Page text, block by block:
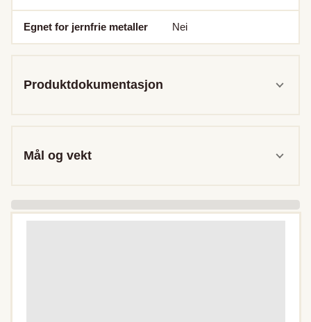
Egnet for jernfrie metaller Nei
Produktdokumentasjon
Mål og vekt